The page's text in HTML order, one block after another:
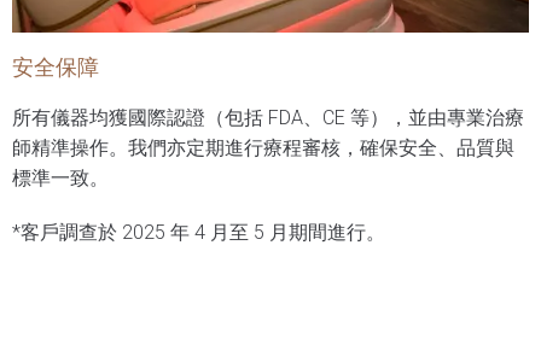
安全保障
所有儀器均獲國際認證（包括 FDA、CE 等），並由專業治療
師精準操作。我們亦定期進行療程審核，確保安全、品質與
標準一致。
*客戶調查於 2025 年 4 月至 5 月期間進行。